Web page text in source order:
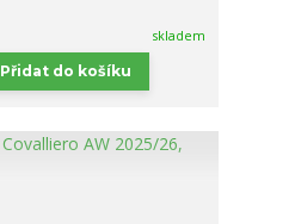
skladem
Přidat do košíku